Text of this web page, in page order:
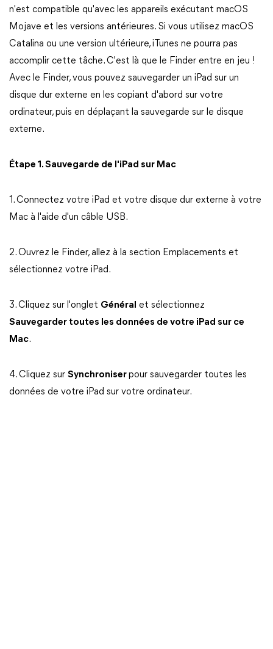
n'est compatible qu'avec les appareils exécutant macOS
Mojave et les versions antérieures. Si vous utilisez macOS
Catalina ou une version ultérieure, iTunes ne pourra pas
accomplir cette tâche. C'est là que le Finder entre en jeu !
Avec le Finder, vous pouvez sauvegarder un iPad sur un
disque dur externe en les copiant d'abord sur votre
ordinateur, puis en déplaçant la sauvegarde sur le disque
externe.
Étape 1. Sauvegarde de l'iPad sur Mac
1. Connectez votre iPad et votre disque dur externe à votre
Mac à l'aide d'un câble USB.
2. Ouvrez le Finder, allez à la section Emplacements et
sélectionnez votre iPad.
3. Cliquez sur l'onglet Général et sélectionnez
Sauvegarder toutes les données de votre iPad sur ce
Mac.
4. Cliquez sur Synchroniserpour sauvegarder toutes les
données de votre iPad sur votre ordinateur.